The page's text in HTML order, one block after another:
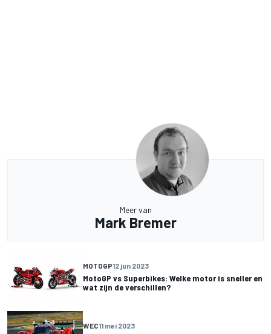
Meer van
Mark Bremer
MOTOGP12 jun 2023
MotoGP vs Superbikes: Welke motor is sneller en
wat zijn de verschillen?
WEC11 mei 2023